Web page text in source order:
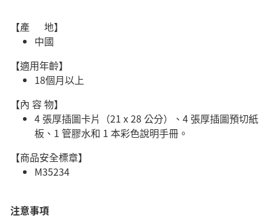
【產 地】
中國
【適用年齡】
18個月以上
【內 容 物】
4 張厚插圖卡片（21 x 28 公分）、4 張厚插圖預切紙
板、1 管膠水和 1 本彩色說明手冊。
【商品安全標章】
M35234
注意事項